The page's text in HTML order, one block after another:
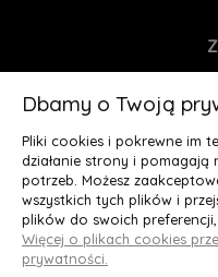
Deluxury.pl
Dbamy o Twoją
Pliki cookies i pokrewne im
działanie strony i
potrzeb. Możesz
wszystkich tych plików i
plików do swoich
Więcej o plikach cookies
prywatności.